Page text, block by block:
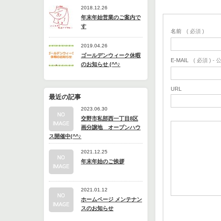
2018.12.26
年末年始営業のご案内で
す
2019.04.26
ゴールデンウィーク休暇
のお知らせ (^^♪
最近の記事
2023.06.30
交野市私部西一丁目8区
画分譲地 オープンハウ
ス開催中(^^♪
2021.12.25
年末年始のご挨拶
2021.01.12
ホームページ メンテナン
スのお知らせ
名前 ( 必須 )
E-MAIL ( 必須 ) -
URL